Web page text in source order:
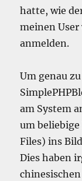
hatte, wie
meinen
anmelden.
Um genau
am System
um
Files) ins
Dies haben